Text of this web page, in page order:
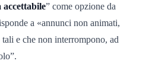
” come opzione da
a «annunci non animati,
e che non interrompono, ad